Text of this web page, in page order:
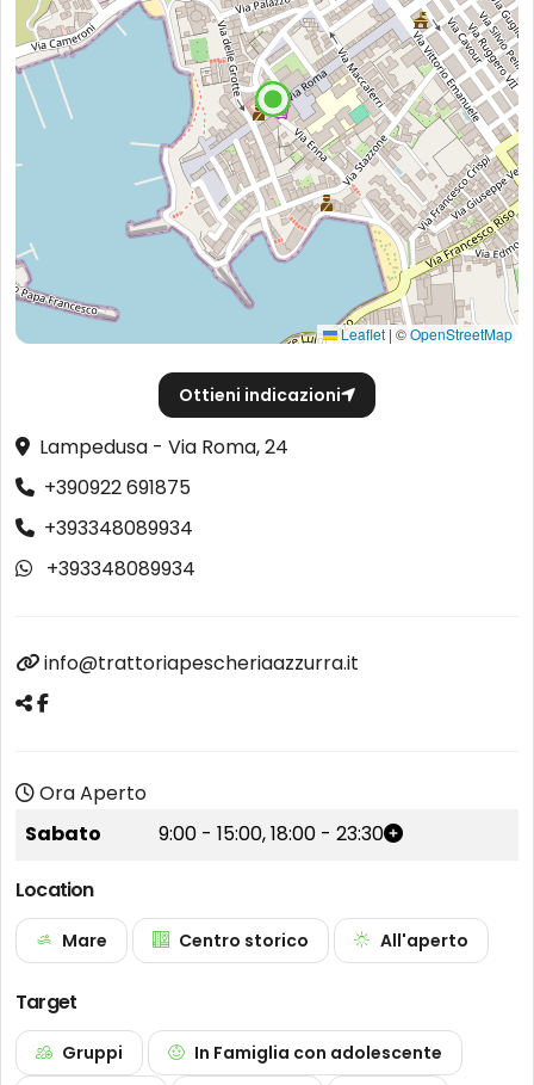
Leaflet | ©OpenStreetMap
Ottieni indicazioni
Lampedusa - Via Roma, 24
+390922 691875
+393348089934
+393348089934
info@trattoriapescheriaazzurra.it
Ora Aperto
Sabato
9:00 - 15:00,18:00 - 23:30
Location
Mare Centro storico All'aperto
Target
Gruppi
In Famiglia con adolescente